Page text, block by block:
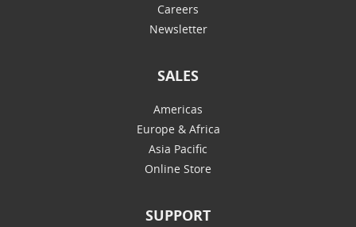
Careers
Newsletter
SALES
Americas
Europe & Africa
Asia Pacific
Online Store
SUPPORT